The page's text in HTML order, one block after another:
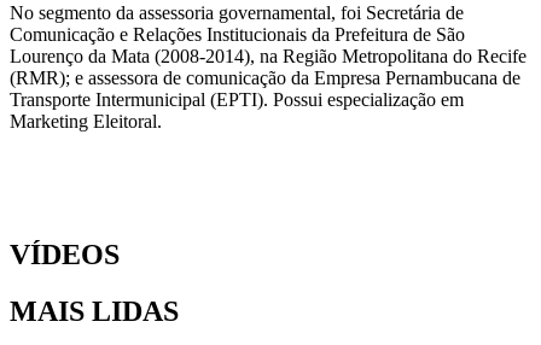
No segmento da assessoria governamental, foi Secretária de
Comunicação e Relações Institucionais da Prefeitura de São
Lourenço da Mata (2008-2014), na Região Metropolitana do Recife
(RMR); e assessora de comunicação da Empresa Pernambucana de
Transporte Intermunicipal (EPTI). Possui especialização em
Marketing Eleitoral.
VÍDEOS
MAIS LIDAS